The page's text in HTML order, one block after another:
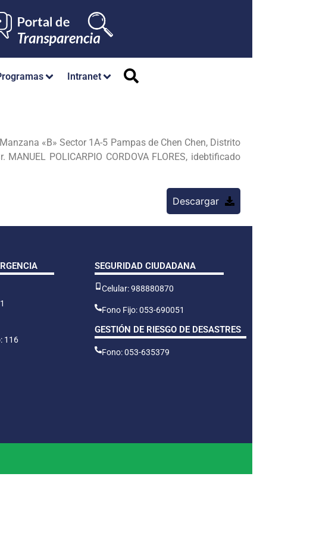
Intranet
«B» Sector 1A-5 Pampas de Chen Chen, Distrito
POLICARPIO CORDOVA FLORES, idebtificado
Descargar
116
SEGURIDAD CIUDADANA
Celular: 988880870
Fono Fijo: 053-690051
GESTIÓN DE RIESGO DE DESASTRES
Fono: 053-635379